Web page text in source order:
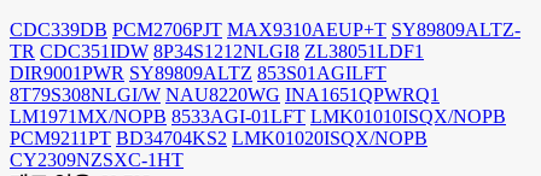
CDC339DB PCM2706PJT MAX9310AEUP+T SY89809ALTZ-
TR CDC351IDW 8P34S1212NLGI8 ZL38051LDF1
DIR9001PWR SY89809ALTZ 853S01AGILFT
8T79S308NLGI/W NAU8220WG INA1651QPWRQ1
LM1971MX/NOPB 8533AGI-01LFT LMK01010ISQX/NOPB
PCM9211PT BD34704KS2 LMK01020ISQX/NOPB
CY2309NZSXC-1HT